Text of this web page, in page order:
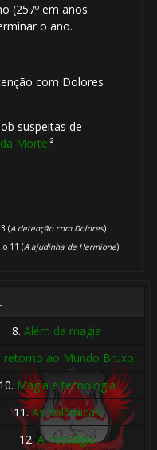
(257º em anos
o ano.
com Dolores
suspeitas de
Morte.²
(A detenção com Dolores)
11 (A ajudinha de Hermione)
8.Além da magia
retorno ao Mundo Bruxo
10. Magia e tecnologia
11.As polêmicas
12.A nostalgia